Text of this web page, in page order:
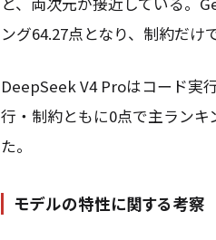
ング64.27点となり、制約だけ
DeepSeek V4 Proはコード実
行・制約ともに0点で主ラン
た。
モデルの特性に関する考察